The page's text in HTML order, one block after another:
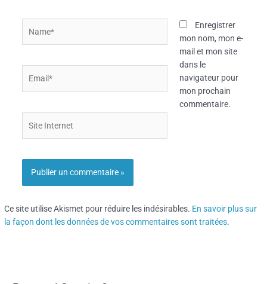
Internet
Enregistrer
mon nom, mon e-
mail et mon site
dans le
navigateur pour
mon prochain
commentaire.
Ce site utilise Akismet pour réduire les indésirables. En savoir plus sur
la façon dont les données de vos commentaires sont traitées.